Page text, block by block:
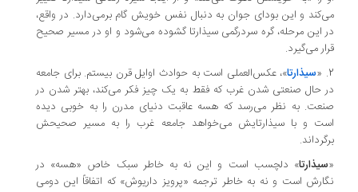
و این بودای جوان به دنبال نفس خویش گام برمی‌دارد.در واقع،
این مرحله، گره سردرگمی سیذارتا گشوده می‌شود و او در مسیر صحیح
می‌گیرد.
سیذارتا»، عکس‌العملی است به حوادث اوایل قرن بیستم. برای جامعه
حال صنعتی شدن غرب که فقط به یک چیز فکر می‌کند، بهتر شدن در
به نظر می‌رسد که هسه عاقبت دنیای مدرن را به خوبی دیده
و با سیذارتایش می‌خواهد جامعه غرب را به مسیر صحیحش
سیذارتا» دلچسب است و این نه به خاطر سبک خاص «هسه» در
است و نه به خاطر ترجمه «پرویز داریوش» که اتفاقاً این دومی